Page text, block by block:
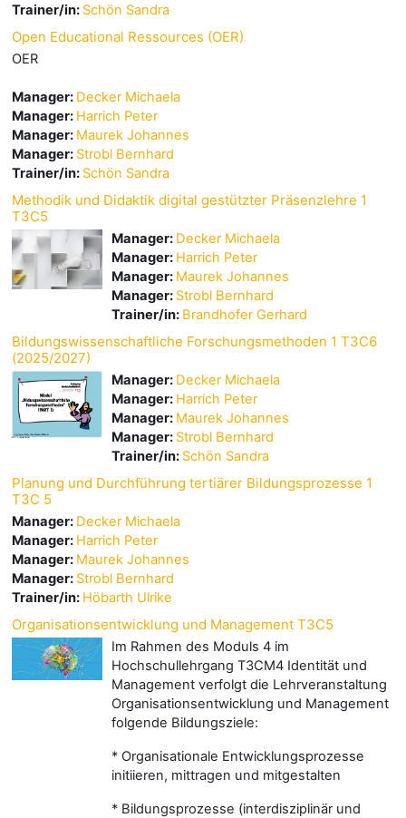
Trainer/in: Schön Sandra
Open Educational Ressources (OER)
OER
Manager: Decker Michaela
Manager: Harrich Peter
Manager: Maurek Johannes
Manager: Strobl Bernhard
Trainer/in: Schön Sandra
Methodik und Didaktik digital gestützter Präsenzlehre 1
T3C5
Manager: Decker Michaela
Manager: Harrich Peter
Manager: Maurek Johannes
Manager: Strobl Bernhard
Trainer/in: Brandhofer Gerhard
Bildungswissenschaftliche Forschungsmethoden 1 T3C6
(2025/2027)
Manager: Decker Michaela
Manager: Harrich Peter
Manager: Maurek Johannes
Manager: Strobl Bernhard
Trainer/in: Schön Sandra
Planung und Durchführung tertiärer Bildungsprozesse 1
T3C 5
Manager: Decker Michaela
Manager: Harrich Peter
Manager: Maurek Johannes
Manager: Strobl Bernhard
Trainer/in: Höbarth Ulrike
Organisationsentwicklung und Management T3C5
Im Rahmen des Moduls 4 im
Hochschullehrgang T3CM4 Identität und
Management verfolgt die Lehrveranstaltung
Organisationsentwicklung und Management
folgende Bildungsziele:
* Organisationale Entwicklungsprozesse
initiieren, mittragen und mitgestalten
* Bildungsprozesse (interdisziplinär und